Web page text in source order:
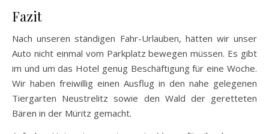
Fazit
Nach unseren ständigen Fahr-Urlauben, hätten wir unser
Auto nicht einmal vom Parkplatz bewegen müssen. Es gibt
im und um das Hotel genug Beschäftigung für eine Woche.
Wir haben freiwillig einen Ausflug in den nahe gelegenen
Tiergarten Neustrelitz sowie den Wald der geretteten
Bären in der Müritz gemacht.